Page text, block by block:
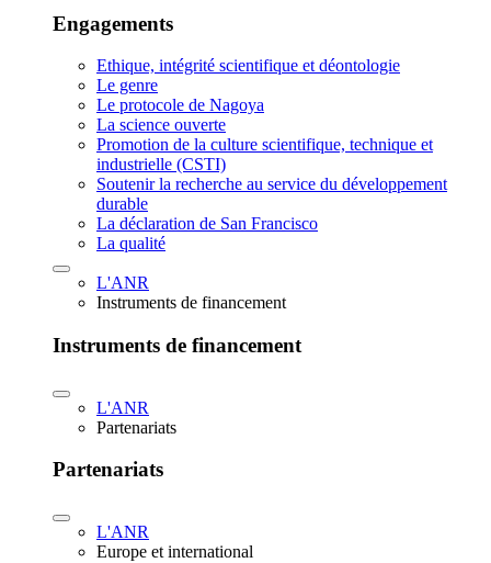
Engagements
Ethique, intégrité scientifique et déontologie
Le genre
Le protocole de Nagoya
La science ouverte
Promotion de la culture scientifique, technique et
industrielle (CSTI)
Soutenir la recherche au service du développement
durable
La déclaration de San Francisco
La qualité
L'ANR
Instruments de financement
Instruments de financement
L'ANR
Partenariats
Partenariats
L'ANR
Europe et international